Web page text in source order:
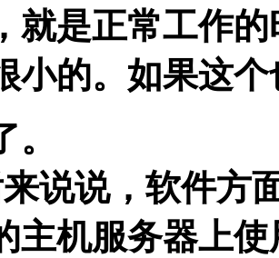
就是正常工作
小的。如果这
说说，软件方
主机服务器上